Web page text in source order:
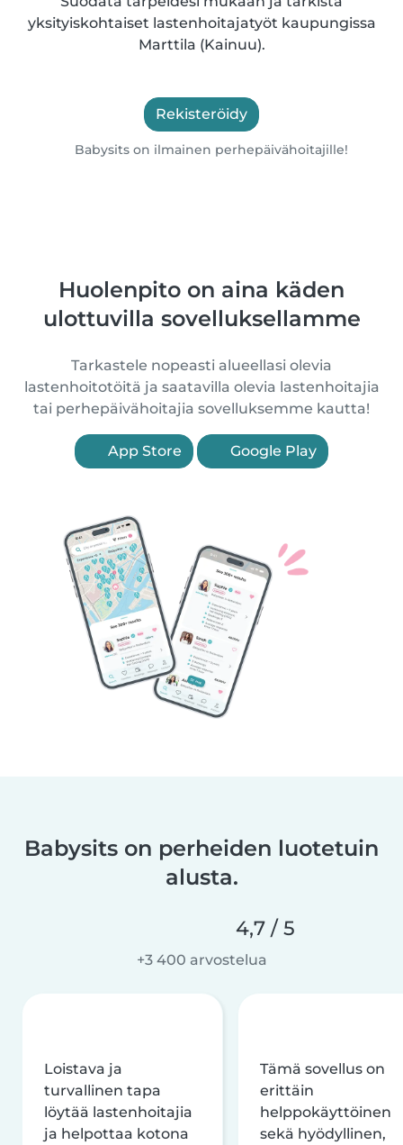
yksityiskohtaiset lastenhoitajatyöt kaupungissa
Marttila (Kainuu).
Rekisteröidy
Babysits on ilmainen perhepäivähoitajille!
Huolenpito on aina käden
ulottuvilla sovelluksellamme
Tarkastele nopeasti alueellasi olevia
lastenhoitotöitä ja saatavilla olevia lastenhoitajia
tai perhepäivähoitajia sovelluksemme kautta!
App Store Google Play
Babysits on perheiden luotetuin
alusta.
4,7 / 5
+3 400 arvostelua
Loistava ja
turvallinen tapa
löytää lastenhoitajia
ja helpottaa kotona
Tämä sovellus on
erittäin
helppokäyttöinen
sekä hyödyllinen,